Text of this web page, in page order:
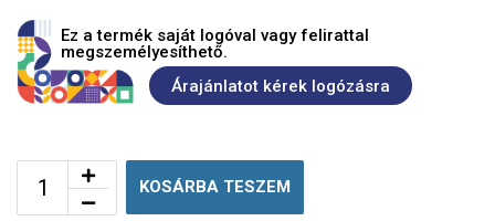
Ez a termék saját logóval vagy felirattal
megszemélyesíthető.
Árajánlatot kérek logózásra
KOSÁRBA TESZEM